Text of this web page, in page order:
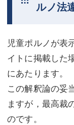
ルノ法
児童ポルノが表
イトに掲載した
にあたります。
この解釈論の妥
ますが，最高裁
のです。